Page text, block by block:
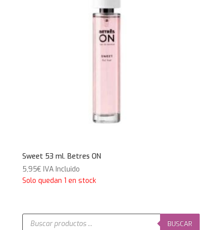
Sweet 53 ml. Betres ON
5,95€ IVA Incluido
Solo quedan 1 en stock
Búsqueda
BUSCAR